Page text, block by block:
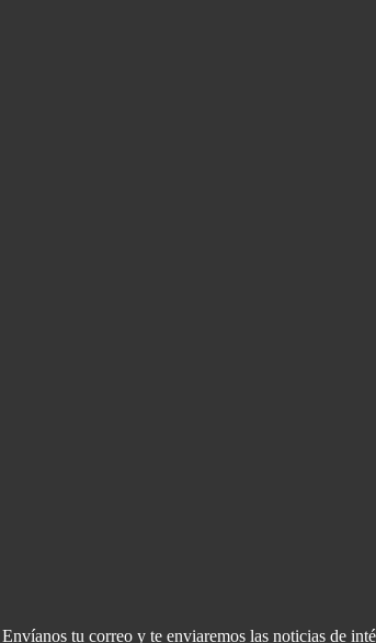
tu correo y te enviaremos las noticias de